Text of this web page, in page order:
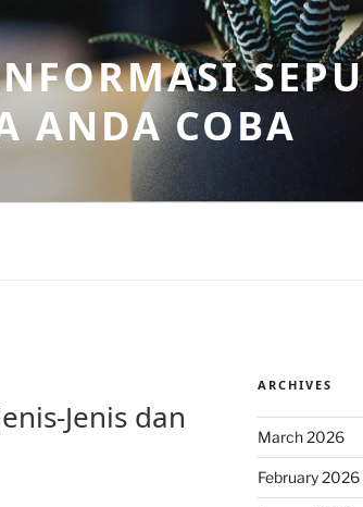
ANDA COBA
Jenis dan
ARCHIVES
March 2026
February 2026